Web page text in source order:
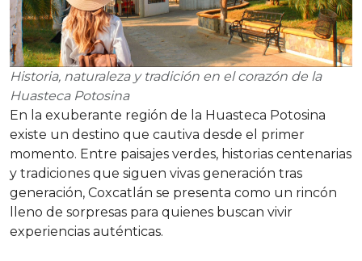
Historia, naturaleza y tradición en el corazón de la
Huasteca Potosina
En la exuberante región de la Huasteca Potosina
existe un destino que cautiva desde el primer
momento. Entre paisajes verdes, historias centenarias
y tradiciones que siguen vivas generación tras
generación, Coxcatlán se presenta como un rincón
lleno de sorpresas para quienes buscan vivir
experiencias auténticas.